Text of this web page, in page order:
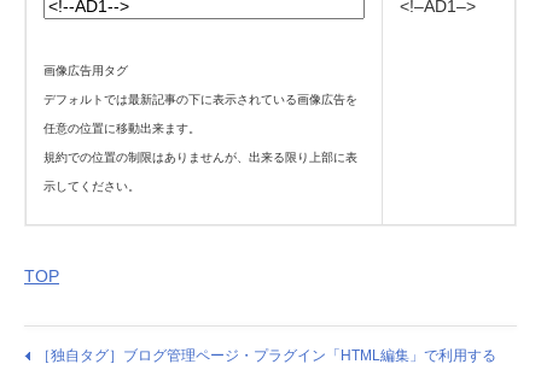
画像広告用タグ
デフォルトでは最新記事の下に表示されている画像広告を
任意の位置に移動出来ます。
規約での位置の制限はありませんが、出来る限り上部に表
示してください。
<!–AD1–>
TOP
［独自タグ］ブログ管理ページ・プラグイン「HTML編集」で利用する